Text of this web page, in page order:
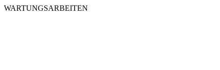
WARTUNGSARBEITEN